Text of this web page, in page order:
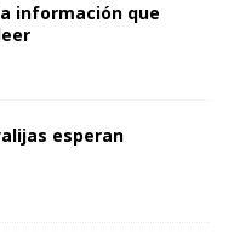
información que
esperan